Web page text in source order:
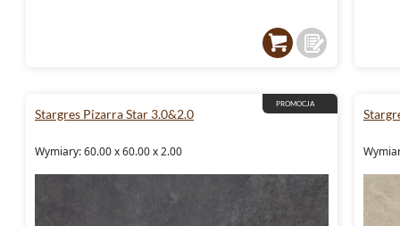
PROMOCJA
Stargres Pizarra Star 3.0&2.0
Wymiary: 60.00 x 60.00 x 2.00